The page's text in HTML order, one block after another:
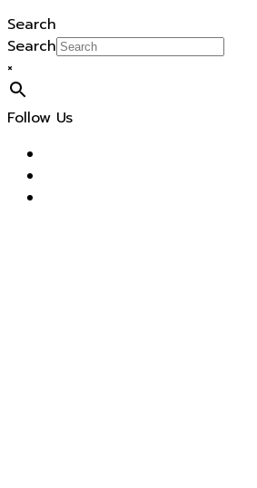
Search
Search
×
Follow Us